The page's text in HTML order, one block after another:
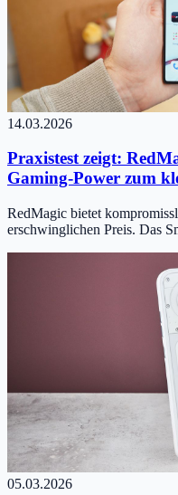
14.03.2026
Praxistest zeigt:
Gaming-Power zum
RedMagic bietet
erschwinglichen Preis. Das
05.03.2026